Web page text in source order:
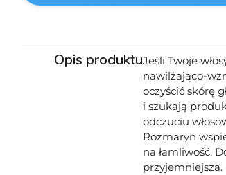
Opis produktuJeśli Twoje
nawilżająco-
oczyścić skórę
i szukają
odczuciu
Rozmaryn
na łamliwość.
przyjemniejsza.